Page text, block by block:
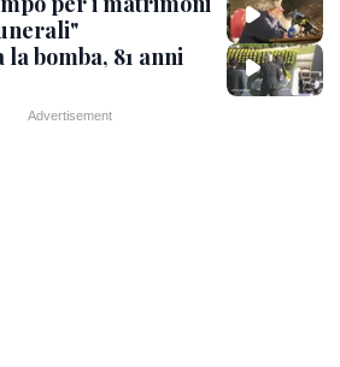
bomba, 81 anni